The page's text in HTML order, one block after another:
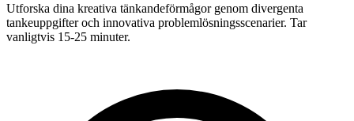
Utforska dina kreativa tänkandeförmågor genom divergenta
tankeuppgifter och innovativa problemlösningsscenarier. Tar
vanligtvis 15-25 minuter.